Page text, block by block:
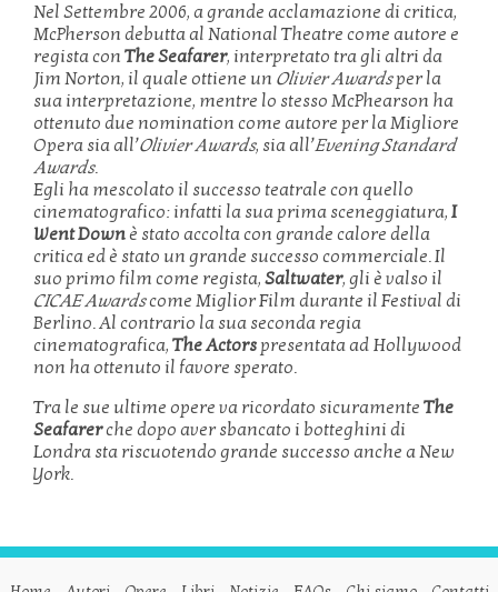
Nel Settembre 2006, a grande acclamazione di critica,
McPherson debutta al National Theatre come autore e
regista conThe Seafarer, interpretato tra gli altri da
Jim Norton, il quale ottiene un Olivier Awardsper la
sua interpretazione, mentre lo stesso McPhearson ha
ottenuto due nomination come autore per la Migliore
Opera sia all’Olivier Awards, sia all’Evening Standard
Awards.
Egli ha mescolato il successo teatrale con quello
cinematografico: infatti la sua prima sceneggiatura,I
Went Downè stato accolta con grande calore della
critica ed è stato un grande successo commerciale. Il
suo primo film come regista,Saltwater, gli è valso il
CICAE Awardscome Miglior Film durante il Festival di
Berlino. Al contrario la sua seconda regia
cinematografica,The Actors presentata ad Hollywood
non ha ottenuto il favore sperato.
Tra le sue ultime opere va ricordato sicuramenteThe
Seafarerche dopo aver sbancato i botteghini di
Londra sta riscuotendo grande successo anche a New
York.